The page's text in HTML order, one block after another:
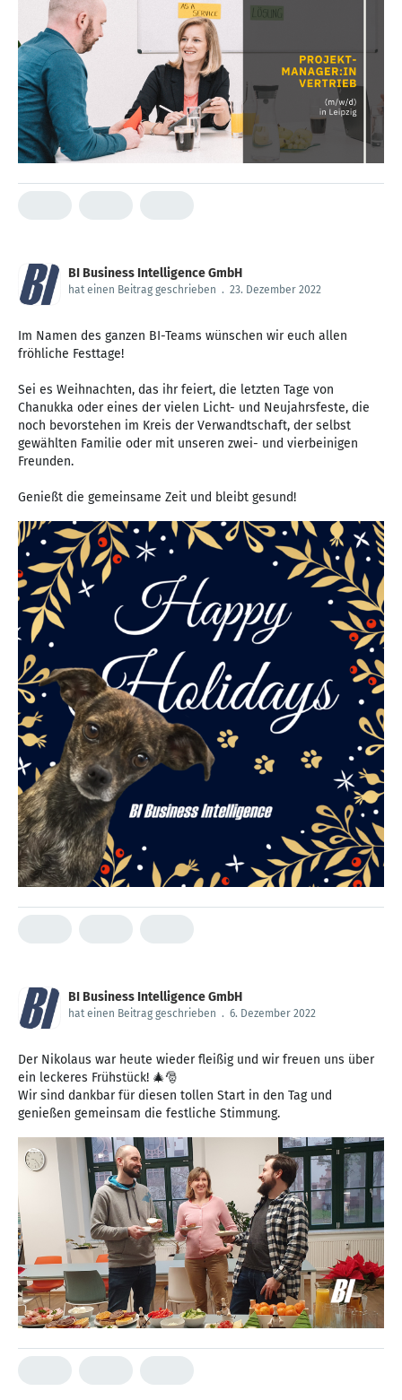
BI Business Intelligence GmbH
hat einen Beitrag geschrieben . 23. Dezember 2022
Im Namen des ganzen BI-Teams wünschen wir euch allen
fröhliche Festtage!
Sei es Weihnachten, das ihr feiert, die letzten Tage von
Chanukka oder eines der vielen Licht- und Neujahrsfeste, die
noch bevorstehen im Kreis der Verwandtschaft, der selbst
gewählten Familie oder mit unseren zwei- und vierbeinigen
Freunden.
Genießt die gemeinsame Zeit und bleibt gesund!
BI Business Intelligence GmbH
hat einen Beitrag geschrieben . 6. Dezember 2022
Der Nikolaus war heute wieder fleißig und wir freuen uns über
ein leckeres Frühstück! 🎄🎅
Wir sind dankbar für diesen tollen Start in den Tag und
genießen gemeinsam die festliche Stimmung.